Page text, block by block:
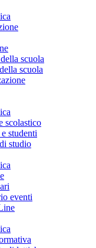
scuola
scuola
scolastico
studenti
studio
eventi